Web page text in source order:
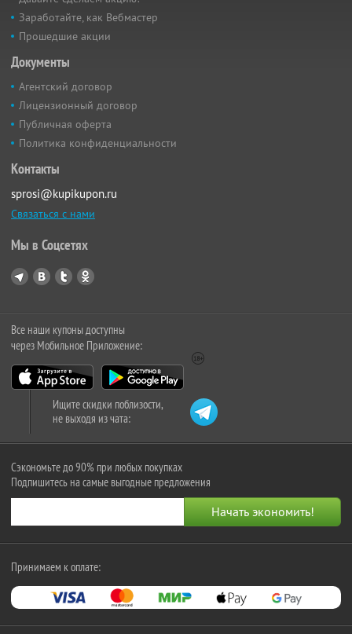
Заработайте, как Вебмастер
Прошедшие акции
Документы
Агентский договор
Лицензионный договор
Публичная оферта
Политика конфиденциальности
Контакты
sprosi@kupikupon.ru
Связаться с нами
Мы в Соцсетях
Все наши купоны доступны
через Мобильное Приложение:
Ищите скидки поблизости,
не выходя из чата:
Сэкономьте до 90% при любых покупках
Подпишитесь на самые выгодные предложения
Принимаем к оплате: